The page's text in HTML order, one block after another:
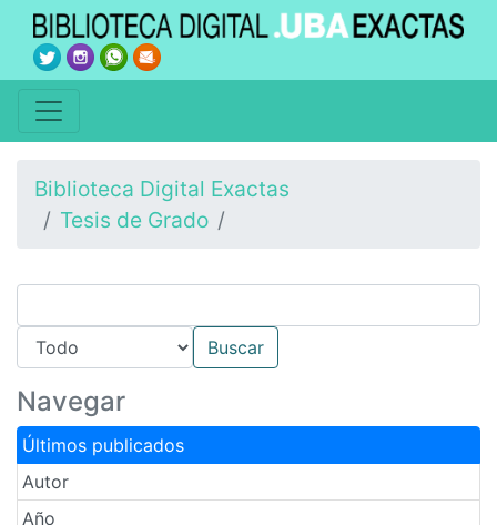
Biblioteca Digital Exactas
Tesis de Grado
Navegar
Últimos publicados
Autor
Año